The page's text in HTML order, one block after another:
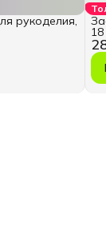
рукоделия,